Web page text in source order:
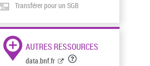
Transférer pour un SGB
AUTRES RESSOURCES
data.bnf.fr